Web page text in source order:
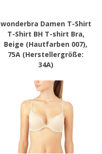
wonderbra Damen T-Shirt
T-Shirt BH T-shirt Bra,
Beige (Hautfarben 007),
75A (Herstellergröße:
34A)